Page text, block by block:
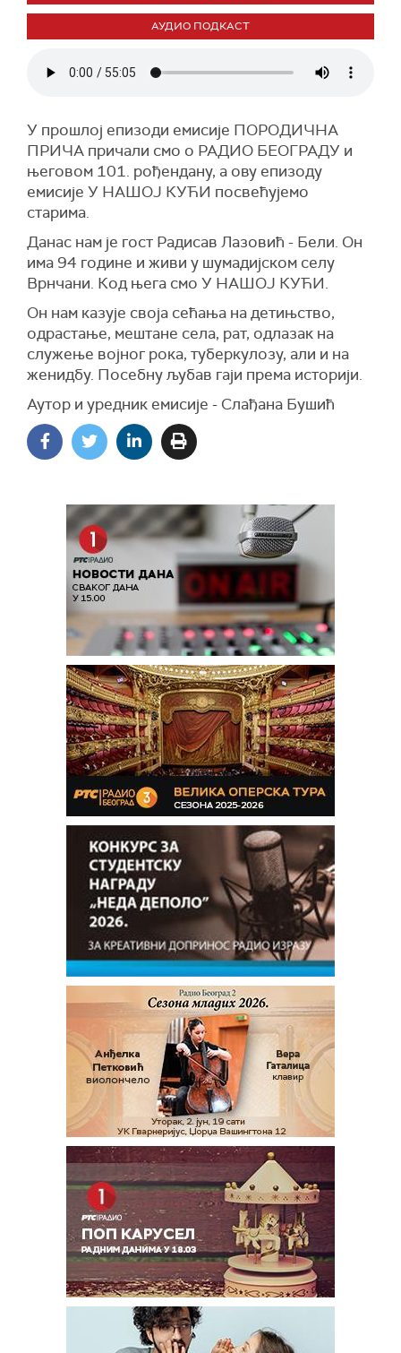
АУДИО ПОДКАСТ
У прошлој епизоди емисије ПОРОДИЧНА
ПРИЧА причали смо о РАДИО БЕОГРАДУ и
његовом 101. рођендану, а ову епизоду
емисије У НАШОЈ КУЋИ посвећујемо
старима.
Данас нам је гост Радисав Лазовић - Бели. Он
има 94 године и живи у шумадијском селу
Врнчани. Код њега смо У НАШОЈ КУЋИ.
Он нам казује своја сећања на детињство,
одрастање, мештане села, рат, одлазак на
служење војног рока, туберкулозу, али и на
женидбу. Посебну љубав гаји према историји.
Аутор и уредник емисије - Слађана Бушић